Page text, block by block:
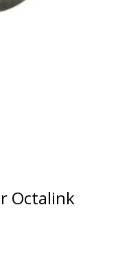
Octalink